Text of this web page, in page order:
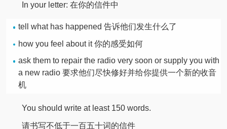
In your letter: 在你的信件中
tell what has happened 告诉他们发生什么了
how you feel about it 你的感受如何
ask them to repair the radio very soon or supply you with
a new radio 要求他们尽快修好并给你提供一个新的收音
机
You should write at least 150 words.
请书写不低于一百五十词的信件